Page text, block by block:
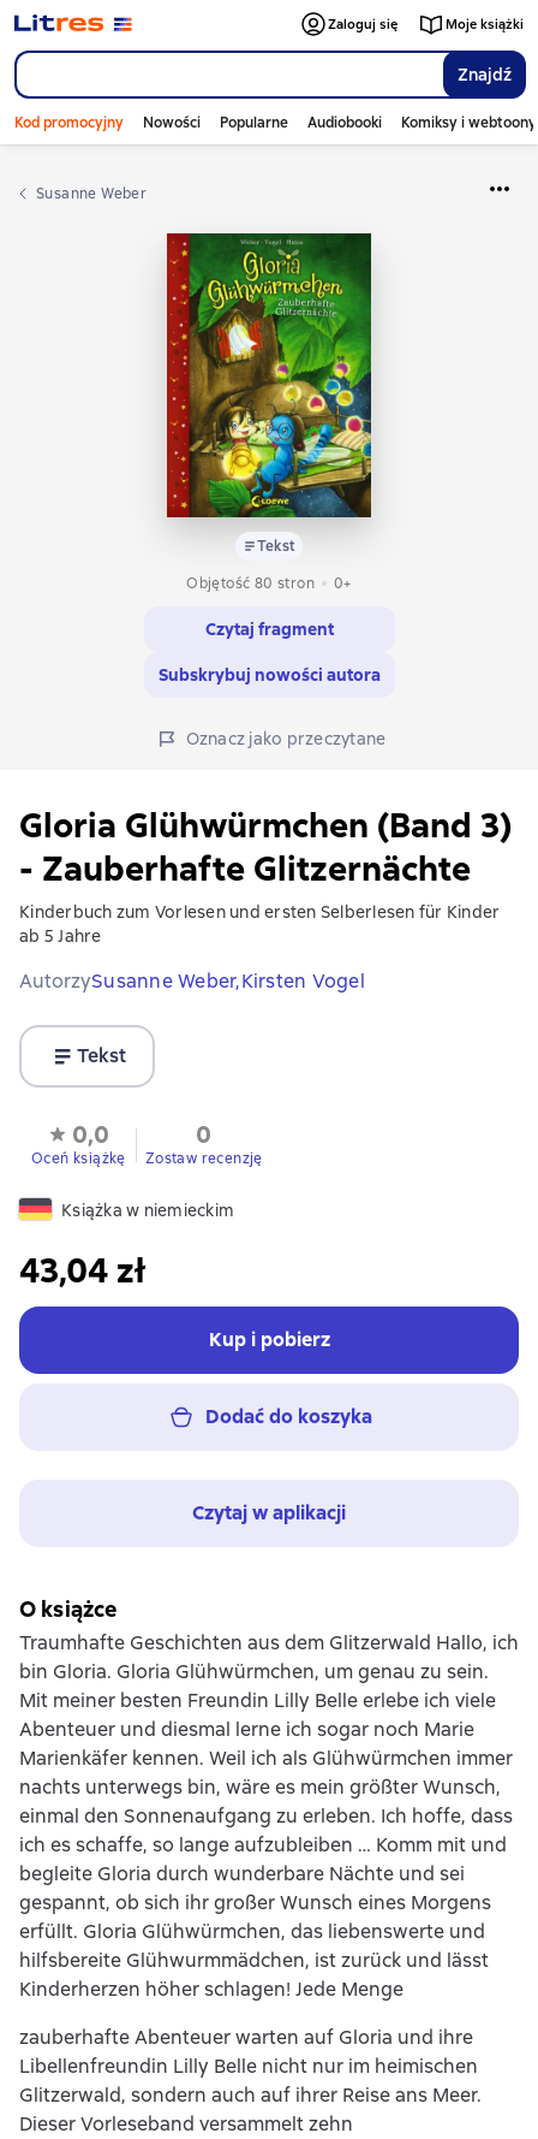
Znajdź
Zaloguj się Moje książki
Kod promocyjny Nowości Popularne Audiobooki Komiksy i webtoony
Susanne Weber
Tekst
Objętość 80 stron
0+
Czytaj fragment
Subskrybuj nowości autora
Oznacz jako przeczytane
Gloria Glühwürmchen (Band 3)
- Zauberhafte Glitzernächte
Kinderbuch zum Vorlesen und ersten Selberlesen für Kinder
ab 5 Jahre
AutorzySusanne Weber,Kirsten Vogel
Tekst
0,0
Oceń książkę
0
Zostaw recenzję
Książka w niemieckim
43,04 zł
Kup i pobierz
Dodać do koszyka
Czytaj w aplikacji
O książce
Traumhafte Geschichten aus dem Glitzerwald Hallo, ich
bin Gloria. Gloria Glühwürmchen, um genau zu sein.
Mit meiner besten Freundin Lilly Belle erlebe ich viele
Abenteuer und diesmal lerne ich sogar noch Marie
Marienkäfer kennen. Weil ich als Glühwürmchen immer
nachts unterwegs bin, wäre es mein größter Wunsch,
einmal den Sonnenaufgang zu erleben. Ich hoffe, dass
ich es schaffe, so lange aufzubleiben … Komm mit und
begleite Gloria durch wunderbare Nächte und sei
gespannt, ob sich ihr großer Wunsch eines Morgens
erfüllt. Gloria Glühwürmchen, das liebenswerte und
hilfsbereite Glühwurmmädchen, ist zurück und lässt
Kinderherzen höher schlagen! Jede Menge
zauberhafte Abenteuer warten auf Gloria und ihre
Libellenfreundin Lilly Belle nicht nur im heimischen
Glitzerwald, sondern auch auf ihrer Reise ans Meer.
Dieser Vorleseband versammelt zehn